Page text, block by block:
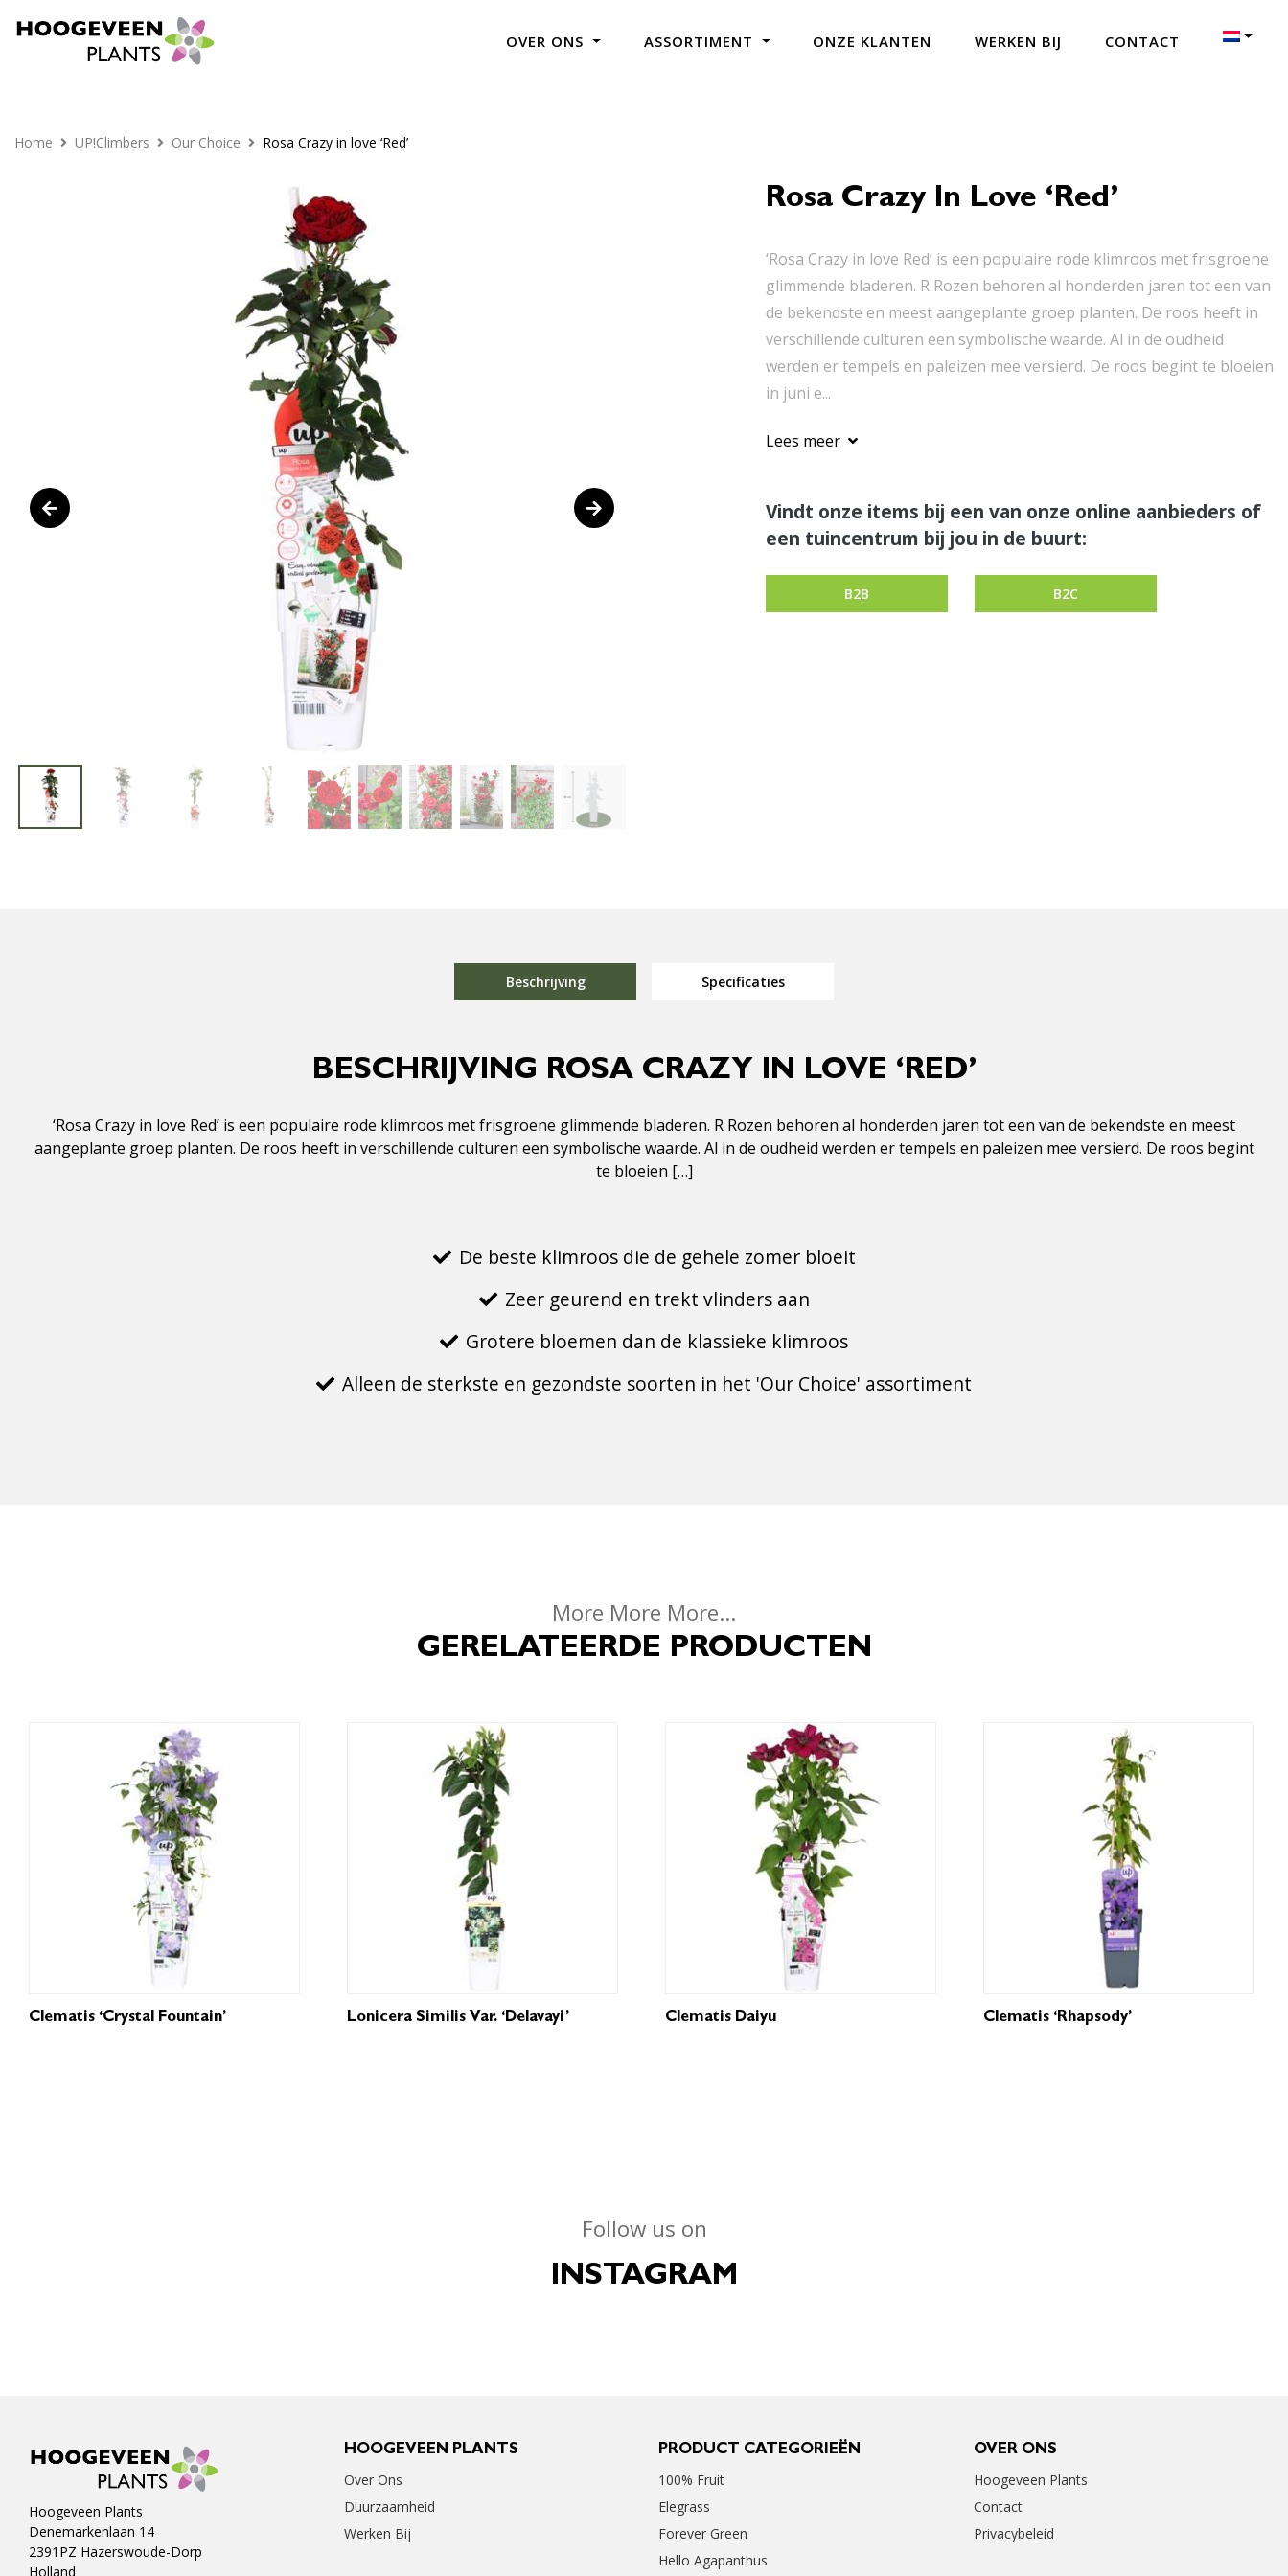
OVER ONS ASSORTIMENT ONZE KLANTEN WERKEN BIJ CONTACT
Home UP!Climbers Our Choice Rosa Crazy in love ‘Red’
Rosa Crazy In Love ‘Red’
‘Rosa Crazy in love Red’ is een populaire rode klimroos met frisgroene
glimmende bladeren. R Rozen behoren al honderden jaren tot een van
de bekendste en meest aangeplante groep planten. De roos heeft in
verschillende culturen een symbolische waarde. Al in de oudheid
werden er tempels en paleizen mee versierd. De roos begint te bloeien
in juni e...
Lees meer
Vindt onze items bij een van onze online aanbieders of
een tuincentrum bij jou in de buurt:
B2B B2C
Beschrijving Specificaties
BESCHRIJVING ROSA CRAZY IN LOVE ‘RED’
‘Rosa Crazy in love Red’ is een populaire rode klimroos met frisgroene glimmende bladeren. R Rozen behoren al honderden jaren tot een van de bekendste en meest
aangeplante groep planten. De roos heeft in verschillende culturen een symbolische waarde. Al in de oudheid werden er tempels en paleizen mee versierd. De roos begint
te bloeien […]
De beste klimroos die de gehele zomer bloeit
Zeer geurend en trekt vlinders aan
Grotere bloemen dan de klassieke klimroos
Alleen de sterkste en gezondste soorten in het 'Our Choice' assortiment
More More More...
GERELATEERDE PRODUCTEN
Clematis ‘Crystal Fountain’ Lonicera Similis Var. ‘Delavayi’ Clematis Daiyu Clematis ‘Rhapsody’
Follow us on
INSTAGRAM
Hoogeveen Plants
Denemarkenlaan 14
2391PZ Hazerswoude-Dorp
Holland
HOOGEVEEN PLANTS
Over Ons
Duurzaamheid
Werken Bij
PRODUCT CATEGORIEËN
100% Fruit
Elegrass
Forever Green
Hello Agapanthus
OVER ONS
Hoogeveen Plants
Contact
Privacybeleid